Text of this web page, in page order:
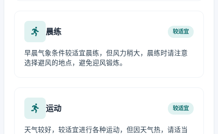
晨练 较适宜
早晨气象条件较适宜晨练，但风力稍大，晨练时请注意
选择避风的地点，避免迎风锻炼。
运动 较适宜
天气较好，较适宜进行各种运动，但因天气热，请适当